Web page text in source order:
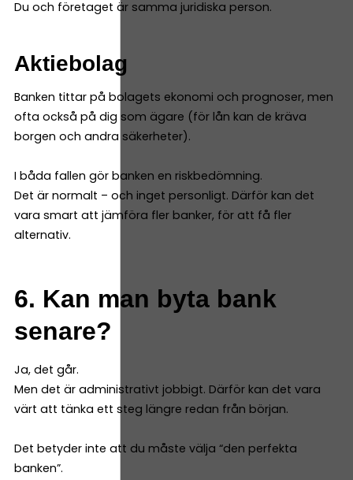
Du och företaget är samma juridiska person.
Aktiebolag
Banken tittar på bolagets ekonomi och prognoser, men
ofta också på dig som ägare (för lån kan de kräva
borgen och andra säkerheter).
I båda fallen gör banken en riskbedömning.
Det är normalt – och inget personligt. Därför kan det
vara smart att jämföra fler banker, för att få fler
alternativ.
6. Kan man byta bank
senare?
Ja, det går.
Men det är administrativt jobbigt. Därför kan det vara
värt att tänka ett steg längre redan från början.
Det betyder inte att du måste välja “den perfekta
banken”.